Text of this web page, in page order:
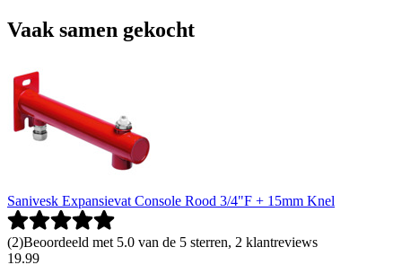
Vaak samen gekocht
Sanivesk Expansievat Console Rood 3/4"F + 15mm Knel
(2)Beoordeeld met 5.0 van de 5 sterren, 2 klantreviews
19.99